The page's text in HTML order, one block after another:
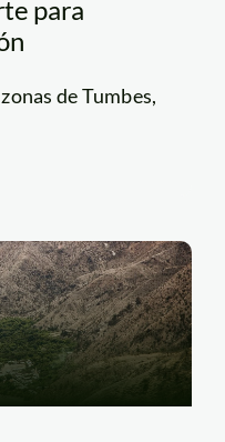
para
de Tumbes,